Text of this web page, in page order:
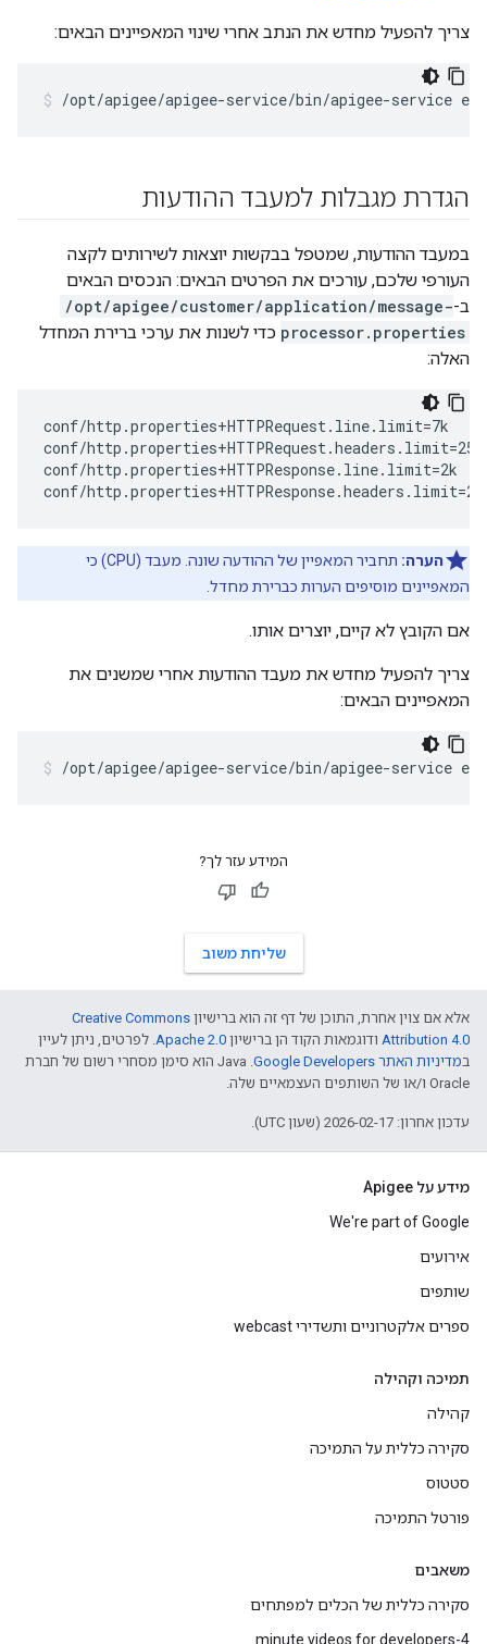
צריך להפעיל מחדש את הנתב אחרי שינוי המאפיינים הבאים:
/opt/apigee/apigee-service/bin/apigee-service
הגדרת מגבלות למעבד ההודעות
במעבד ההודעות, שמטפל בבקשות יוצאות לשירותים לקצה
העורפי שלכם, עורכים את הפרטים הבאים: הנכסים הבאים
ב-/opt/apigee/customer/application/message-
processor.properties כדי לשנות את ערכי ברירת המחדל
האלה:
conf/http.properties+HTTPRequest.line.limit=7k
conf/http.properties+HTTPRequest.headers.limit=25k
conf/http.properties+HTTPResponse.line.limit=2k
conf/
הערה:
תחביר המאפיין של ההודעה שונה. מעבד (CPU) כי
המאפיינים מוסיפים הערות כברירת מחדל.
אם הקובץ לא קיים, יוצרים אותו.
צריך להפעיל מחדש את מעבד ההודעות אחרי שמשנים את
המאפיינים הבאים:
/opt/apigee/apigee-service/bin/apigee-service
המידע עזר לך?
שליחת משוב
אלא אם צוין אחרת, התוכן של דף זה הוא ברישיון Creative Commons
Attribution 4.0 ודוגמאות הקוד הן ברישיון Apache 2.0. לפרטים, ניתן לעיין
במדיניות האתר Google Developers‏
.‏ Java הוא סימן מסחרי רשום של חברת
Oracle ו/או של השותפים העצמאיים שלה.
עדכון אחרון: 2026-02-17 (שעון UTC).
מידע על Apigee
We're part of Google
אירועים
שותפים
ספרים אלקטרוניים ותשדירי webcast
תמיכה וקהילה
קהילה
סקירה כללית על התמיכה
סטטוס
פורטל התמיכה
משאבים
סקירה כללית של הכלים למפתחים
4-minute videos for developers